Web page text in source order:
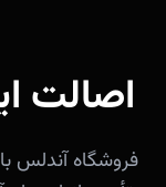
اصالت